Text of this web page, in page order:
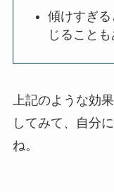
傾けすぎ
じることも
上記のような効
してみて、自分
ね。